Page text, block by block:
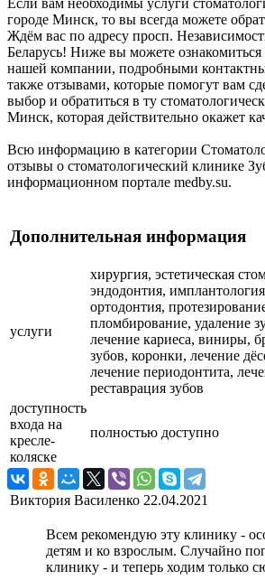
Если вам необходимы услуги
городе Минск, то вы всегда можете
Ждём вас по адресу просп.
Беларусь! Ниже вы можете ознакомиться
нашей компании, подробными
также отзывами, которые помогут вам
выбор и обратиться в ту
Минск, которая действительно окажет
Всю информацию в категории
отзывы о стоматологический клинике
информационном портале medby.su.
Дополнительная информация
услуги
хирургия, эстетическая
эндодонтия,
ортодонтия,
пломбирование, удаление
лечение кариеса, виниры,
зубов, коронки, лечение
лечение периодонтита,
реставрация зубов
доступность
входа на
кресле-
коляске
полностью доступно
Виктория Василенко 22.04.2021
Всем рекомендую эту клинику -
детям и ко взрослым. Случайно
клинику - и теперь ходим только